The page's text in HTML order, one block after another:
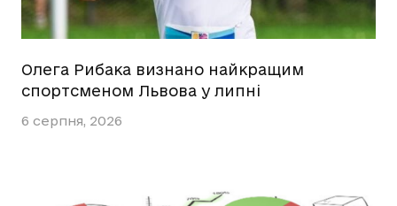
Олега Рибака визнано найкращим
спортсменом Львова у липні
6 серпня, 2026